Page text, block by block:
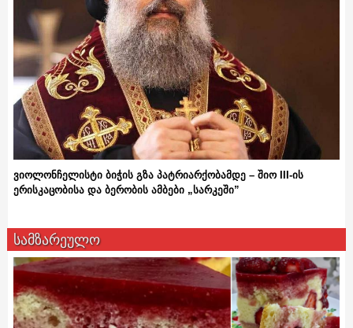
ვიოლონჩელისტი ბიჭის გზა პატრიარქობამდე – შიო III-ის
ერისკაცობისა და ბერობის ამბები „სარკეში”
სამზარეულო